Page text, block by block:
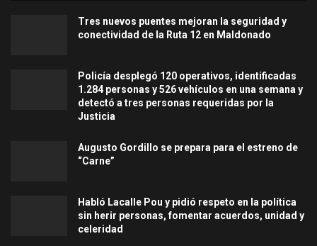
Tres nuevos puentes mejoran la seguridad y
conectividad de la Ruta 12 en Maldonado
Policía desplegó 120 operativos, identificadas
1.284 personas y 526 vehículos en una semana y
detectó a tres personas requeridas por la
Justicia
Augusto Gordillo se prepara para el estreno de
“Carne”
Habló Lacalle Pou y pidió respeto en la política
sin herir personas, fomentar acuerdos, unidad y
celeridad